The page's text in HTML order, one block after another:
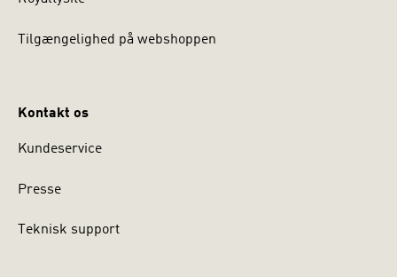
Tilgængelighed på webshoppen
Kontakt os
Kundeservice
Presse
Teknisk support